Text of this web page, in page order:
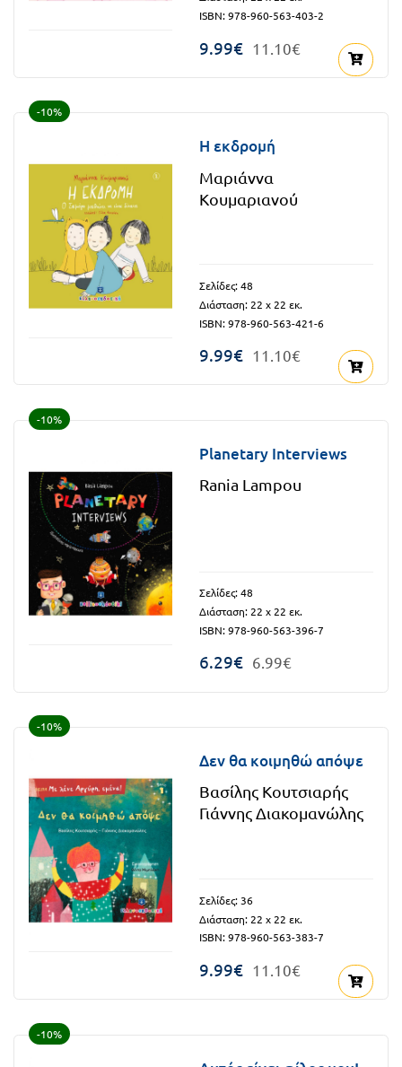
Ξένες
Α.Σ.Ε.Π.
Θεματικά
Ημερολόγια
STE(A)M
ενηλίκων –
Διά Βίου
Μάθηση
Βιβλιοθήκη
του
εκπαιδευτικού
Διαγωνισμοί
Παζλ και
Παιχνίδια
Γυμνάσιο
Τάξη
Β΄
Τάξη
Α΄
Τάξη
Β΄
Τάξη
Γ΄
Τάξη
όλο
λύκειο
ISBN: 978-960-563-403-2
9.99€ 11.10€
-10%
Η εκδρομή
Μαριάννα
Κουμαριανού
Σελίδες: 48
Διάσταση: 22 x 22 εκ.
ISBN: 978-960-563-421-6
9.99€ 11.10€
-10%
Planetary Interviews
Rania Lampou
Σελίδες: 48
Διάσταση: 22 x 22 εκ.
ISBN: 978-960-563-396-7
6.29€ 6.99€
-10%
Δεν θα κοιμηθώ απόψε
Βασίλης Κουτσιαρής
Γιάννης Διακομανώλης
Σελίδες: 36
Διάσταση: 22 x 22 εκ.
ISBN: 978-960-563-383-7
9.99€ 11.10€
-10%